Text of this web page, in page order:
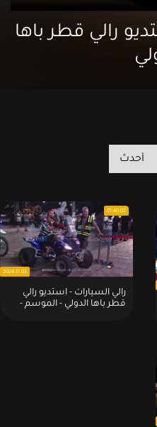
رالي قطر باها
رالي السيارات - استديو رالي
قطر باها الدولي - الموسم -
01:40:02
2024.11.03